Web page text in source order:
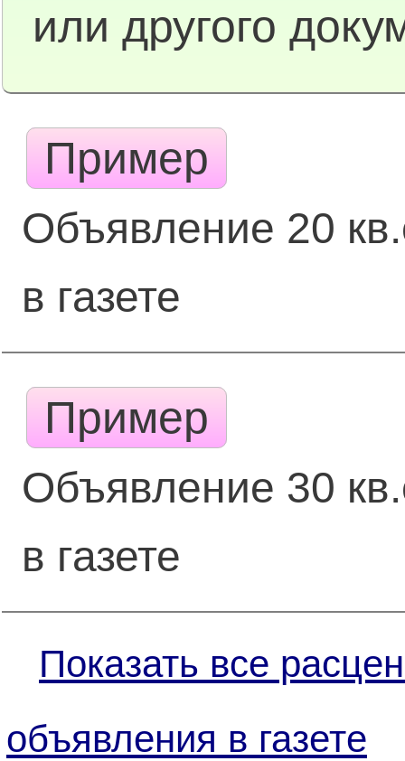
или другого
Пример
Объявление 20
в газете
Пример
Объявление 30
в газете
Показать все
объявления в газете